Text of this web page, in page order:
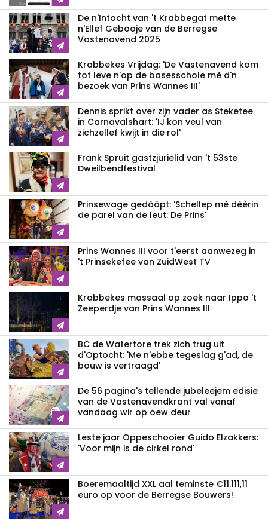
De n'Intocht van 't Krabbegat mette
n'Ellef Gebooje van de Berregse
Vastenavend 2025
Krabbekes Vrijdag: 'De Vastenavend kom
tot leve n'op de basesschole mè d'n
bezoek van Prins Wannes III'
Dennis sprikt over zijn vader as Steketee
in Carnavalshart: 'IJ kon veul van
zichzellef kwijt in die rol'
Frank Spruit gastzjurielid van 't 53ste
Dweilbendfestival
Prinsewage gedòòpt: 'Schellep mè dèèrin
de parel van de leut: De Prins'
Prins Wannes III voor t'eerst aanwezeg in
't Prinsekefee van ZuidWest TV
Krabbekes massaal op zoek naar Ippo 't
Zeeperdje van Prins Wannes III
BC de Watertore trek zich trug uit
d'Optocht: 'Me n'ebbe tegeslag g'ad, de
bouw is vertraagd'
De 56 pagina's tellende jubeleejem edisie
van de Vastenavendkrant val vanaf
vandaag wir op oew deur
Leste jaar Oppeschooier Guido Elzakkers:
'Voor mijn is de cirkel rond'
Boeremaaltijd XXL aal teminste €11.111,11
euro op voor de Berregse Bouwers!